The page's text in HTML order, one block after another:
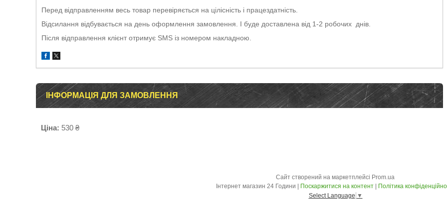
Перед відправленням весь товар перевіряється на цілісність і працездатність.
Відсилання відбувається на день оформлення замовлення. І буде доставлена від 1-2 робочих днів.
Після відправлення клієнт отримує SMS із номером накладною.
ІНФОРМАЦІЯ ДЛЯ ЗАМОВЛЕННЯ
Ціна: 530 ₴
Сайт створений на маркетплейсі Prom.ua
Поскаржитися на контент
Політика
Select Language ▼